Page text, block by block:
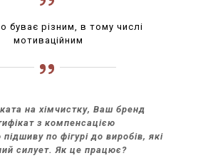
буває різним, в тому числі
мотиваційним
на хімчистку, Ваш бренд
з компенсацією
підшиву по фігурі до виробів, які
силует. Як це працює?